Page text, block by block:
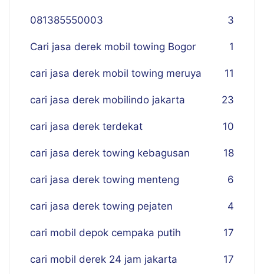
081385550003 3
Cari jasa derek mobil towing Bogor 1
cari jasa derek mobil towing meruya 11
cari jasa derek mobilindo jakarta 23
cari jasa derek terdekat 10
cari jasa derek towing kebagusan 18
cari jasa derek towing menteng 6
cari jasa derek towing pejaten 4
cari mobil depok cempaka putih 17
cari mobil derek 24 jam jakarta 17